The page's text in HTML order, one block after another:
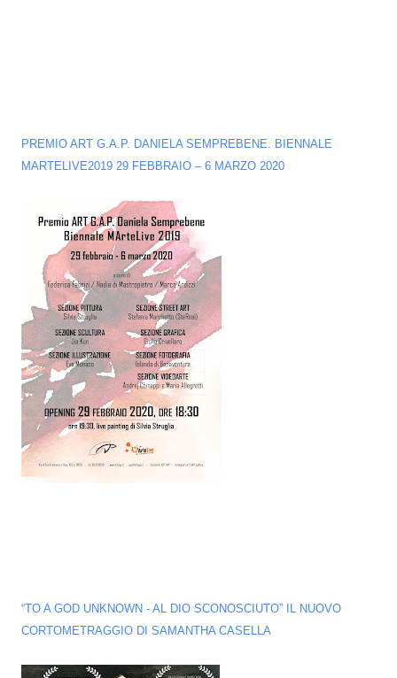
PREMIO ART G.A.P. DANIELA SEMPREBENE. BIENNALE
MARTELIVE2019 29 FEBBRAIO – 6 MARZO 2020
“TO A GOD UNKNOWN - AL DIO SCONOSCIUTO” IL NUOVO
CORTOMETRAGGIO DI SAMANTHA CASELLA